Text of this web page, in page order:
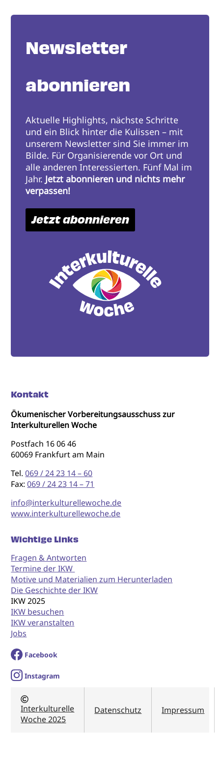
Newsletter
abonnieren
Aktuelle Highlights, nächste Schritte
und ein Blick hinter die Kulissen – mit
unserem Newsletter sind Sie immer im
Bilde. Für Organisierende vor Ort und
alle anderen Interessierten. Fünf Mal im
Jahr. Jetzt abonnieren und nichts mehr
verpassen!
Jetzt abonnieren
Kontakt
Ökumenischer Vorbereitungsausschuss zur
Interkulturellen Woche
Postfach 16 06 46
60069 Frankfurt am Main
Tel.069 / 24 23 14 – 60
Fax:069 / 24 23 14 – 71
info@interkulturellewoche.de
www.interkulturellewoche.de
Wichtige Links
Fragen & Antworten
Termine der IKW
Motive und Materialien zum Herunterladen
Die Geschichte der IKW
IKW 2025
IKW besuchen
IKW veranstalten
Jobs
Facebook
Instagram
Interkulturelle
Woche 2025
Datenschutz Impressum